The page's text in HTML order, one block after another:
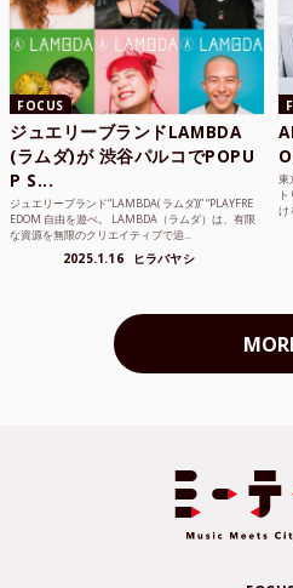
FOCUS
ジュエリーブランドLAMBDA
(ラムダ)が 渋谷パルコでPOPU
P S...
ジュエリーブランド“LAMBDA( ラムダ))” “PLAYFRE
EDOM 自由を遊べ。 LAMBDA（ラムダ）は、有限
な資源を無限のクリエイティブで追...
2025.1.16 ヒラバヤシ
東
け